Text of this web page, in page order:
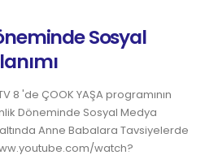
Sosyal
8 'de ÇOOK YAŞA programının
Döneminde Sosyal Medya
altında Anne Babalara Tavsiyelerde
watch?